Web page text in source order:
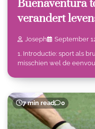
Buenaventura
verandert
Joseph
September
1. Introductie: sport als
misschien wel de
7 min read 0